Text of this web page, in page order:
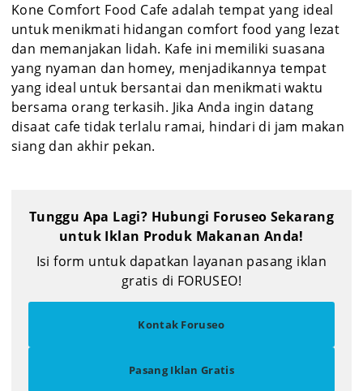
Kone Comfort Food Cafe adalah tempat yang ideal
untuk menikmati hidangan comfort food yang lezat
dan memanjakan lidah. Kafe ini memiliki suasana
yang nyaman dan homey, menjadikannya tempat
yang ideal untuk bersantai dan menikmati waktu
bersama orang terkasih. Jika Anda ingin datang
disaat cafe tidak terlalu ramai, hindari di jam makan
siang dan akhir pekan.
Tunggu Apa Lagi? Hubungi Foruseo Sekarang
untuk Iklan Produk Makanan Anda!
Isi form untuk dapatkan layanan pasang iklan
gratis di FORUSEO!
Kontak Foruseo
Pasang Iklan Gratis